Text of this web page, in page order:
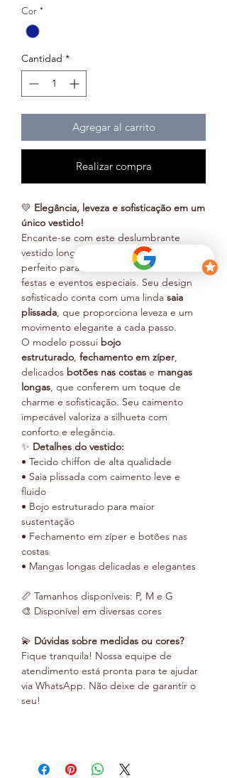
Cor *
Cantidad *
Agregar al carrito
Realizar compra
💛 Elegância, leveza e sofisticação em um
único vestido!
Encante-se com este deslumbrante
vestido longo confeccionado em
perfeito para casamentos, formaturas,
festas e eventos especiais. Seu design
sofisticado conta com uma linda saia
plissada, que proporciona leveza e um
movimento elegante a cada passo.
O modelo possui bojo
estruturado, fechamento em zíper,
delicados botões nas costas e mangas
longas, que conferem um toque de
charme e sofisticação. Seu caimento
impecável valoriza a silhueta com
conforto e elegância.
✨ Detalhes do vestido:
• Tecido chiffon de alta qualidade
• Saia plissada com caimento leve e
fluido
• Bojo estruturado para maior
sustentação
• Fechamento em zíper e botões nas
costas
• Mangas longas delicadas e elegantes
📏 Tamanhos disponíveis: P, M e G
🎨 Disponível em diversas cores
💫 Dúvidas sobre medidas ou cores?
Fique tranquila! Nossa equipe de
atendimento está pronta para te ajudar
via WhatsApp. Não deixe de garantir o
seu!